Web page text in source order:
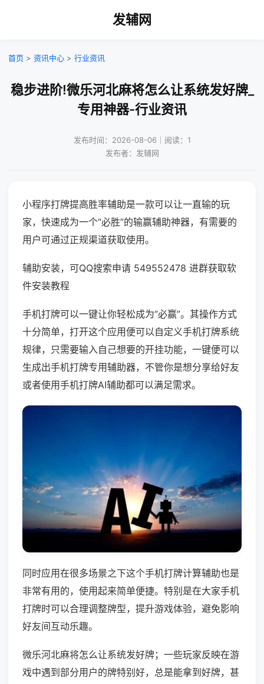
发辅网
首页 > 资讯中心 > 行业资讯
稳步进阶!微乐河北麻将怎么让系统发好牌_
专用神器-行业资讯
发布时间：2026-08-06｜阅读：1
发布者：发辅网
小程序打牌提高胜率辅助是一款可以让一直输的玩
家，快速成为一个“必胜”的输赢辅助神器，有需要的
用户可通过正规渠道获取使用。
辅助安装，可QQ搜索申请 549552478 进群获取软
件安装教程
手机打牌可以一键让你轻松成为“必赢”。其操作方式
十分简单，打开这个应用便可以自定义手机打牌系统
规律，只需要输入自己想要的开挂功能，一键便可以
生成出手机打牌专用辅助器，不管你是想分享给好友
或者使用手机打牌AI辅助都可以满足需求。
同时应用在很多场景之下这个手机打牌计算辅助也是
非常有用的，使用起来简单便捷。特别是在大家手机
打牌时可以合理调整牌型，提升游戏体验，避免影响
好友间互动乐趣。
微乐河北麻将怎么让系统发好牌；一些玩家反映在游
戏中遇到部分用户的牌特别好，总是能拿到好牌，甚